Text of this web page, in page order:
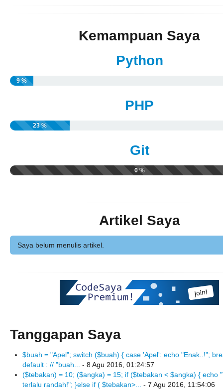
Kemampuan Saya
Python
9 %
PHP
23 %
Git
0 %
Artikel Saya
Saya belum menulis artikel.
Tanggapan Saya
$buah = "Apel"; switch ($buah) { case 'Apel': echo "Enak..!";
default : // "buah... - 8 Agu 2016, 01:24:57
($tebakan) = 10; ($angka) = 15; if ($tebakan < $angka) { echo
terlalu randah!"; }else if ( $tebakan>... - 7 Agu 2016, 11:54:06